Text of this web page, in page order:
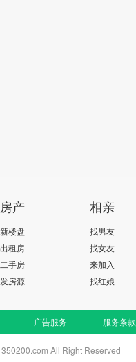
房产
新楼盘
出租房
二手房
发房源
相亲
找男友
找女友
来加入
找红娘
广告服务 服务条款
All Right Reserved